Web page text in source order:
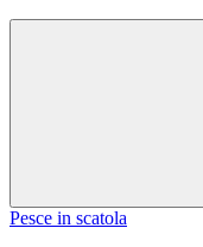
Pesce in scatola